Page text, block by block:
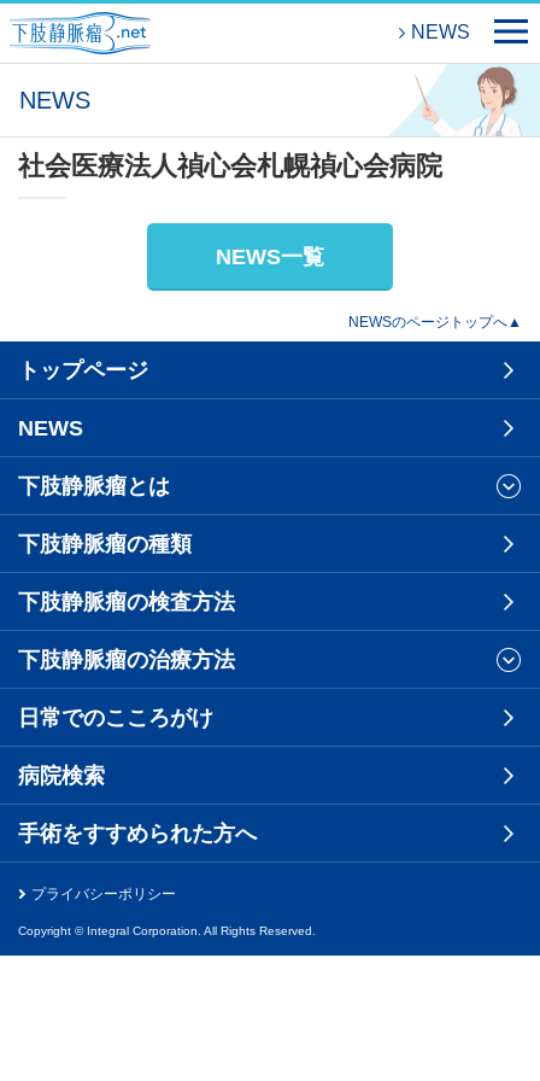
NEWS
NEWS
社会医療法人禎心会札幌禎心会病院
NEWS一覧
NEWSのページトップへ▲
トップページ
NEWS
下肢静脈瘤とは
下肢静脈瘤の種類
下肢静脈瘤の検査方法
下肢静脈瘤の治療方法
日常でのこころがけ
病院検索
手術をすすめられた方へ
プライバシーポリシー
Copyright © Integral Corporation. All Rights Reserved.